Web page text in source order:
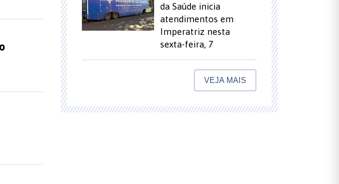
da Saúde inicia
atendimentos em
Imperatriz nesta
sexta-feira, 7
VEJA MAIS